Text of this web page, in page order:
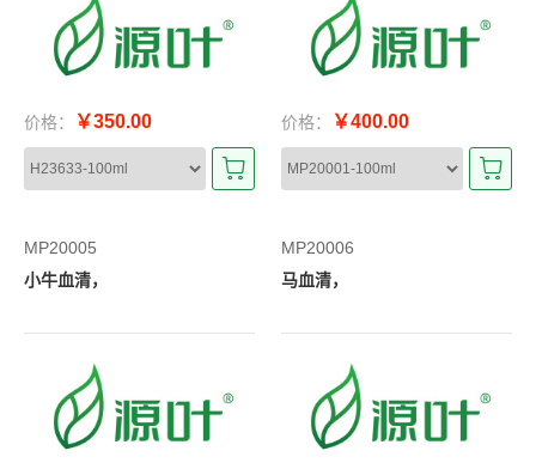
价格： ￥350.00 价格： ￥400.00
MP20005
小牛血清，
MP20006
马血清，